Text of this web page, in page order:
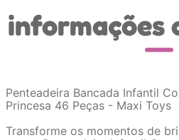
informações
Penteadeira Bancada Infantil
Princesa 46 Peças - Maxi Toys
Transforme os momentos de